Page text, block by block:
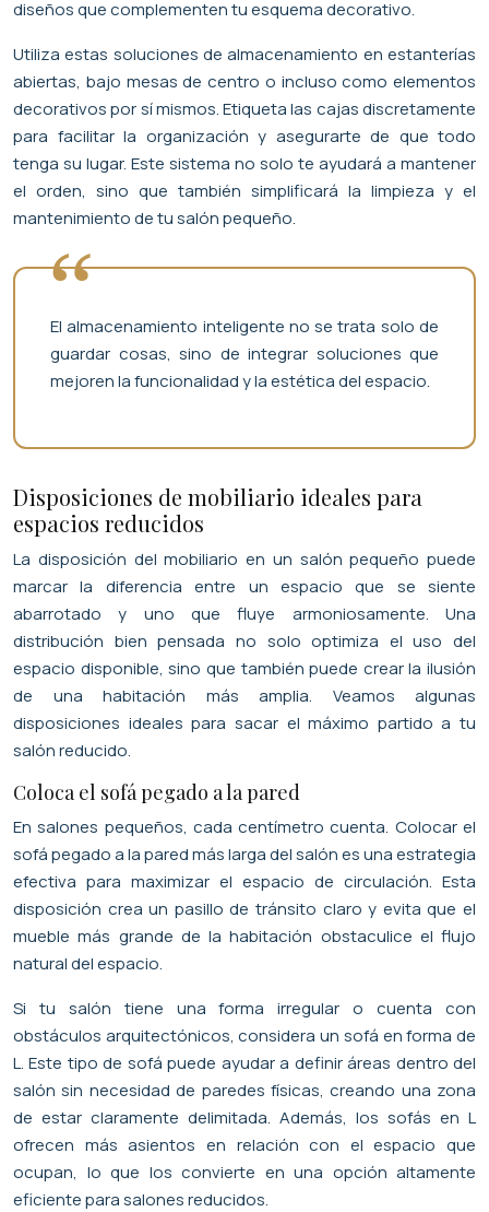
diseños que complementen tu esquema decorativo.
Utiliza estas soluciones de almacenamiento en estanterías
abiertas, bajo mesas de centro o incluso como elementos
decorativos por sí mismos. Etiqueta las cajas discretamente
para facilitar la organización y asegurarte de que todo
tenga su lugar. Este sistema no solo te ayudará a mantener
el orden, sino que también simplificará la limpieza y el
mantenimiento de tu salón pequeño.
El almacenamiento inteligente no se trata solo de
guardar cosas, sino de integrar soluciones que
mejoren la funcionalidad y la estética del espacio.
Disposiciones de mobiliario ideales para
espacios reducidos
La disposición del mobiliario en un salón pequeño puede
marcar la diferencia entre un espacio que se siente
abarrotado y uno que fluye armoniosamente. Una
distribución bien pensada no solo optimiza el uso del
espacio disponible, sino que también puede crear la ilusión
de una habitación más amplia. Veamos algunas
disposiciones ideales para sacar el máximo partido a tu
salón reducido.
Coloca el sofá pegado a la pared
En salones pequeños, cada centímetro cuenta. Colocar el
sofá pegado a la pared más larga del salón es una estrategia
efectiva para maximizar el espacio de circulación. Esta
disposición crea un pasillo de tránsito claro y evita que el
mueble más grande de la habitación obstaculice el flujo
natural del espacio.
Si tu salón tiene una forma irregular o cuenta con
obstáculos arquitectónicos, considera un sofá en forma de
L. Este tipo de sofá puede ayudar a definir áreas dentro del
salón sin necesidad de paredes físicas, creando una zona
de estar claramente delimitada. Además, los sofás en L
ofrecen más asientos en relación con el espacio que
ocupan, lo que los convierte en una opción altamente
eficiente para salones reducidos.